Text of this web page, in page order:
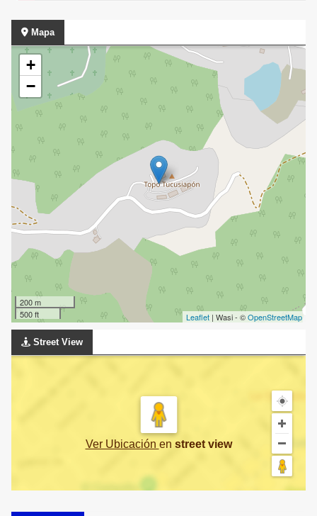
Mapa
+
−
200 m
500 ft
Leaflet | Wasi - ©OpenStreetMap
Street View
Ver Ubicación en street view